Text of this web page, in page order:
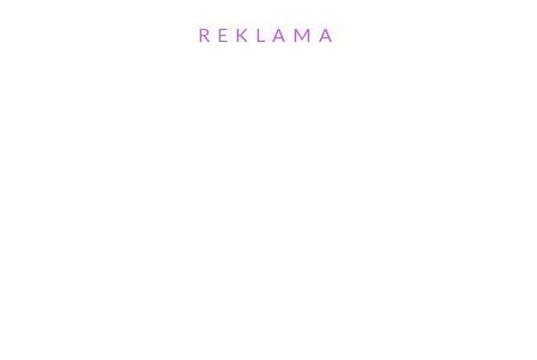
REKLAMA